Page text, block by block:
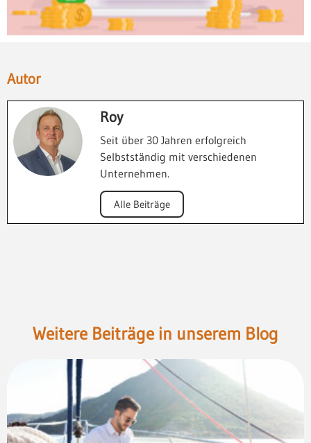
Autor
Roy
Seit über 30 Jahren erfolgreich
Selbstständig mit verschiedenen
Unternehmen.
Alle Beiträge
Weitere Beiträge in unserem Blog